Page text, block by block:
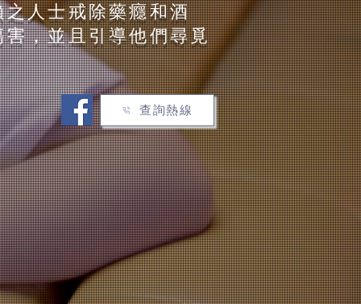
人士戒除藥癮和酒
，並且引導他們尋覓
查詢熱線